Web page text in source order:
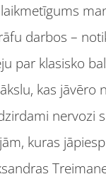
darbos –
par klasisko
kas jāvēro
nervozi
kuras